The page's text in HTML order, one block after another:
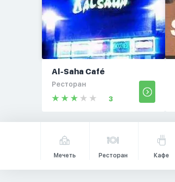
Al-Saha Café
Ресторан
3
Мечеть Ресторан Кафе